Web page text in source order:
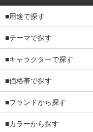
■用途で探す
■テーマで探す
■キャラクターで探す
■価格帯で探す
■ブランドから探す
■カラーから探す